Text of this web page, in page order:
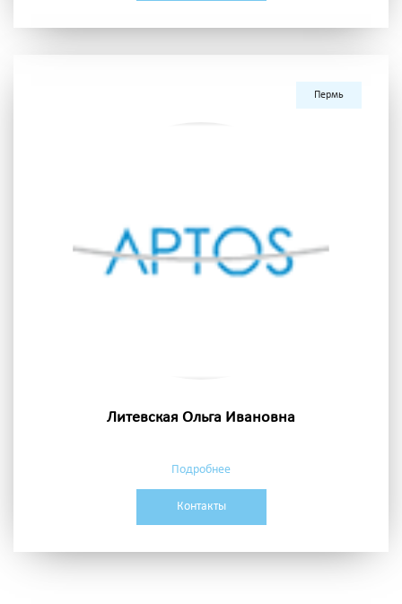
Пермь
Литевская Ольга Ивановна
Подробнее
Контакты